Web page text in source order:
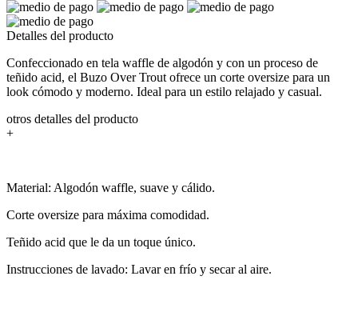
Detalles del producto
Confeccionado en tela waffle de algodón y con un proceso de
teñido acid, el Buzo Over Trout ofrece un corte oversize para un
look cómodo y moderno. Ideal para un estilo relajado y casual.
otros detalles del producto
+
Material: Algodón waffle, suave y cálido.
Corte oversize para máxima comodidad.
Teñido acid que le da un toque único.
Instrucciones de lavado: Lavar en frío y secar al aire.